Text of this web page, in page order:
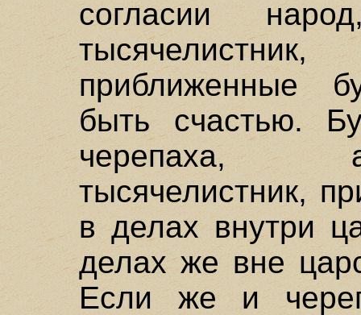
согласии
приближенные
быть счастью.
черепаха,
тысячелистник,
в делах внутри
делах же вне
Если же и